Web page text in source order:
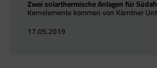
Zwei solarthermische Anlagen für
Kernelemente kommen von Kärntner
17.05.2019